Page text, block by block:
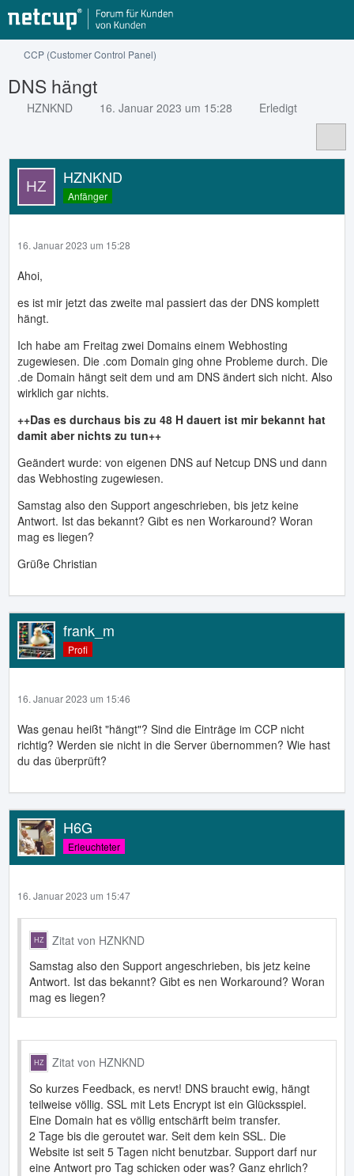
CCP (Customer Control Panel)
DNS hängt
HZNKND 16. Januar 2023 um 15:28 Erledigt
HZNKND
Anfänger
16. Januar 2023 um 15:28
Ahoi,
es ist mir jetzt das zweite mal passiert das der DNS komplett
hängt.
Ich habe am Freitag zwei Domains einem Webhosting
zugewiesen. Die .com Domain ging ohne Probleme durch. Die
.de Domain hängt seit dem und am DNS ändert sich nicht. Also
wirklich gar nichts.
++Das es durchaus bis zu 48 H dauert ist mir bekannt hat
damit aber nichts zu tun++
Geändert wurde: von eigenen DNS auf Netcup DNS und dann
das Webhosting zugewiesen.
Samstag also den Support angeschrieben, bis jetz keine
Antwort. Ist das bekannt? Gibt es nen Workaround? Woran
mag es liegen?
Grüße Christian
frank_m
Profi
16. Januar 2023 um 15:46
Was genau heißt "hängt"? Sind die Einträge im CCP nicht
richtig? Werden sie nicht in die Server übernommen? Wie hast
du das überprüft?
H6G
Erleuchteter
16. Januar 2023 um 15:47
Zitat von HZNKND
Samstag also den Support angeschrieben, bis jetz keine
Antwort. Ist das bekannt? Gibt es nen Workaround? Woran
mag es liegen?
Zitat von HZNKND
So kurzes Feedback, es nervt! DNS braucht ewig, hängt
teilweise völlig. SSL mit Lets Encrypt ist ein Glücksspiel.
Eine Domain hat es völlig entschärft beim transfer.
2 Tage bis die geroutet war. Seit dem kein SSL. Die
Website ist seit 5 Tagen nicht benutzbar. Support darf nur
eine Antwort pro Tag schicken oder was? Ganz ehrlich?